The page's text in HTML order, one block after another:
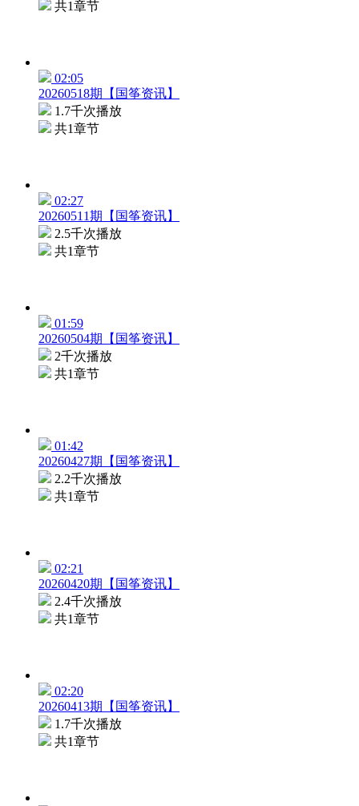
共1章节
02:05
20260518期【国筝资讯】
1.7千次播放
共1章节
02:27
20260511期【国筝资讯】
2.5千次播放
共1章节
01:59
20260504期【国筝资讯】
2千次播放
共1章节
01:42
20260427期【国筝资讯】
2.2千次播放
共1章节
02:21
20260420期【国筝资讯】
2.4千次播放
共1章节
02:20
20260413期【国筝资讯】
1.7千次播放
共1章节